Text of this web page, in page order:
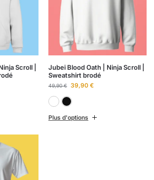
Scroll |
Jubei Blood Oath | Ninja Scroll |
Sweatshirt brodé
49,90€ 39,90 €
Plus d'options